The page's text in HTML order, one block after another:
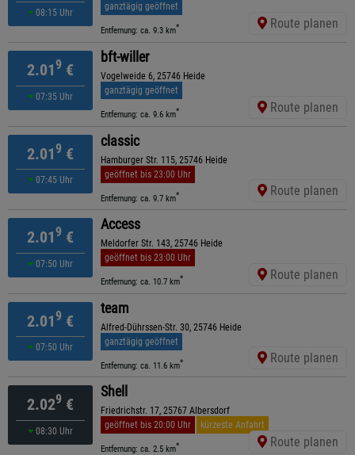
08:15 Uhr
ganztägig geöffnet
Entfernung: ca. 9.3 km* Route planen
2.019 €
07:35 Uhr
bft-willer
Vogelweide 6, 25746 Heide
ganztägig geöffnet
Entfernung: ca. 9.6 km* Route planen
2.019 €
07:45 Uhr
classic
Hamburger Str. 115, 25746 Heide
geöffnet bis 23:00 Uhr
Entfernung: ca. 9.7 km* Route planen
2.019 €
07:50 Uhr
Access
Meldorfer Str. 143, 25746 Heide
geöffnet bis 23:00 Uhr
Entfernung: ca. 10.7 km* Route planen
2.019 €
07:50 Uhr
team
Alfred-Dührssen-Str. 30, 25746 Heide
ganztägig geöffnet
Entfernung: ca. 11.6 km* Route planen
2.029 €
08:30 Uhr
Shell
Friedrichstr. 17, 25767 Albersdorf
geöffnet bis 20:00 Uhr
kürzeste Anfahrt
Entfernung: ca. 2.5 km* Route planen